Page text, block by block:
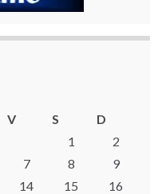
V S
D
1
2
7 8
9
14 15 16